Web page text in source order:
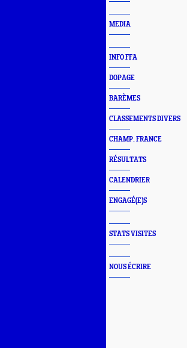
MEDIA
INFO FFA
DOPAGE
BARÈMES
CLASSEMENTS DIVERS
CHAMP. FRANCE
RÉSULTATS
CALENDRIER
ENGAGÉ(E)S
STATS VISITES
NOUS ÉCRIRE